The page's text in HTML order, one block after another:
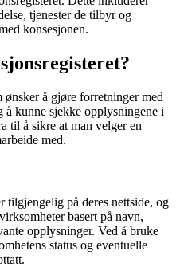
tjenester de tilbyr og
konsesjonen.
å gjøre forretninger med
kunne sjekke opplysningene i
til å sikre at man velger en
med.
tilgjengelig på deres nettside, og
basert på navn,
opplysninger. Ved å bruke
status og eventuelle